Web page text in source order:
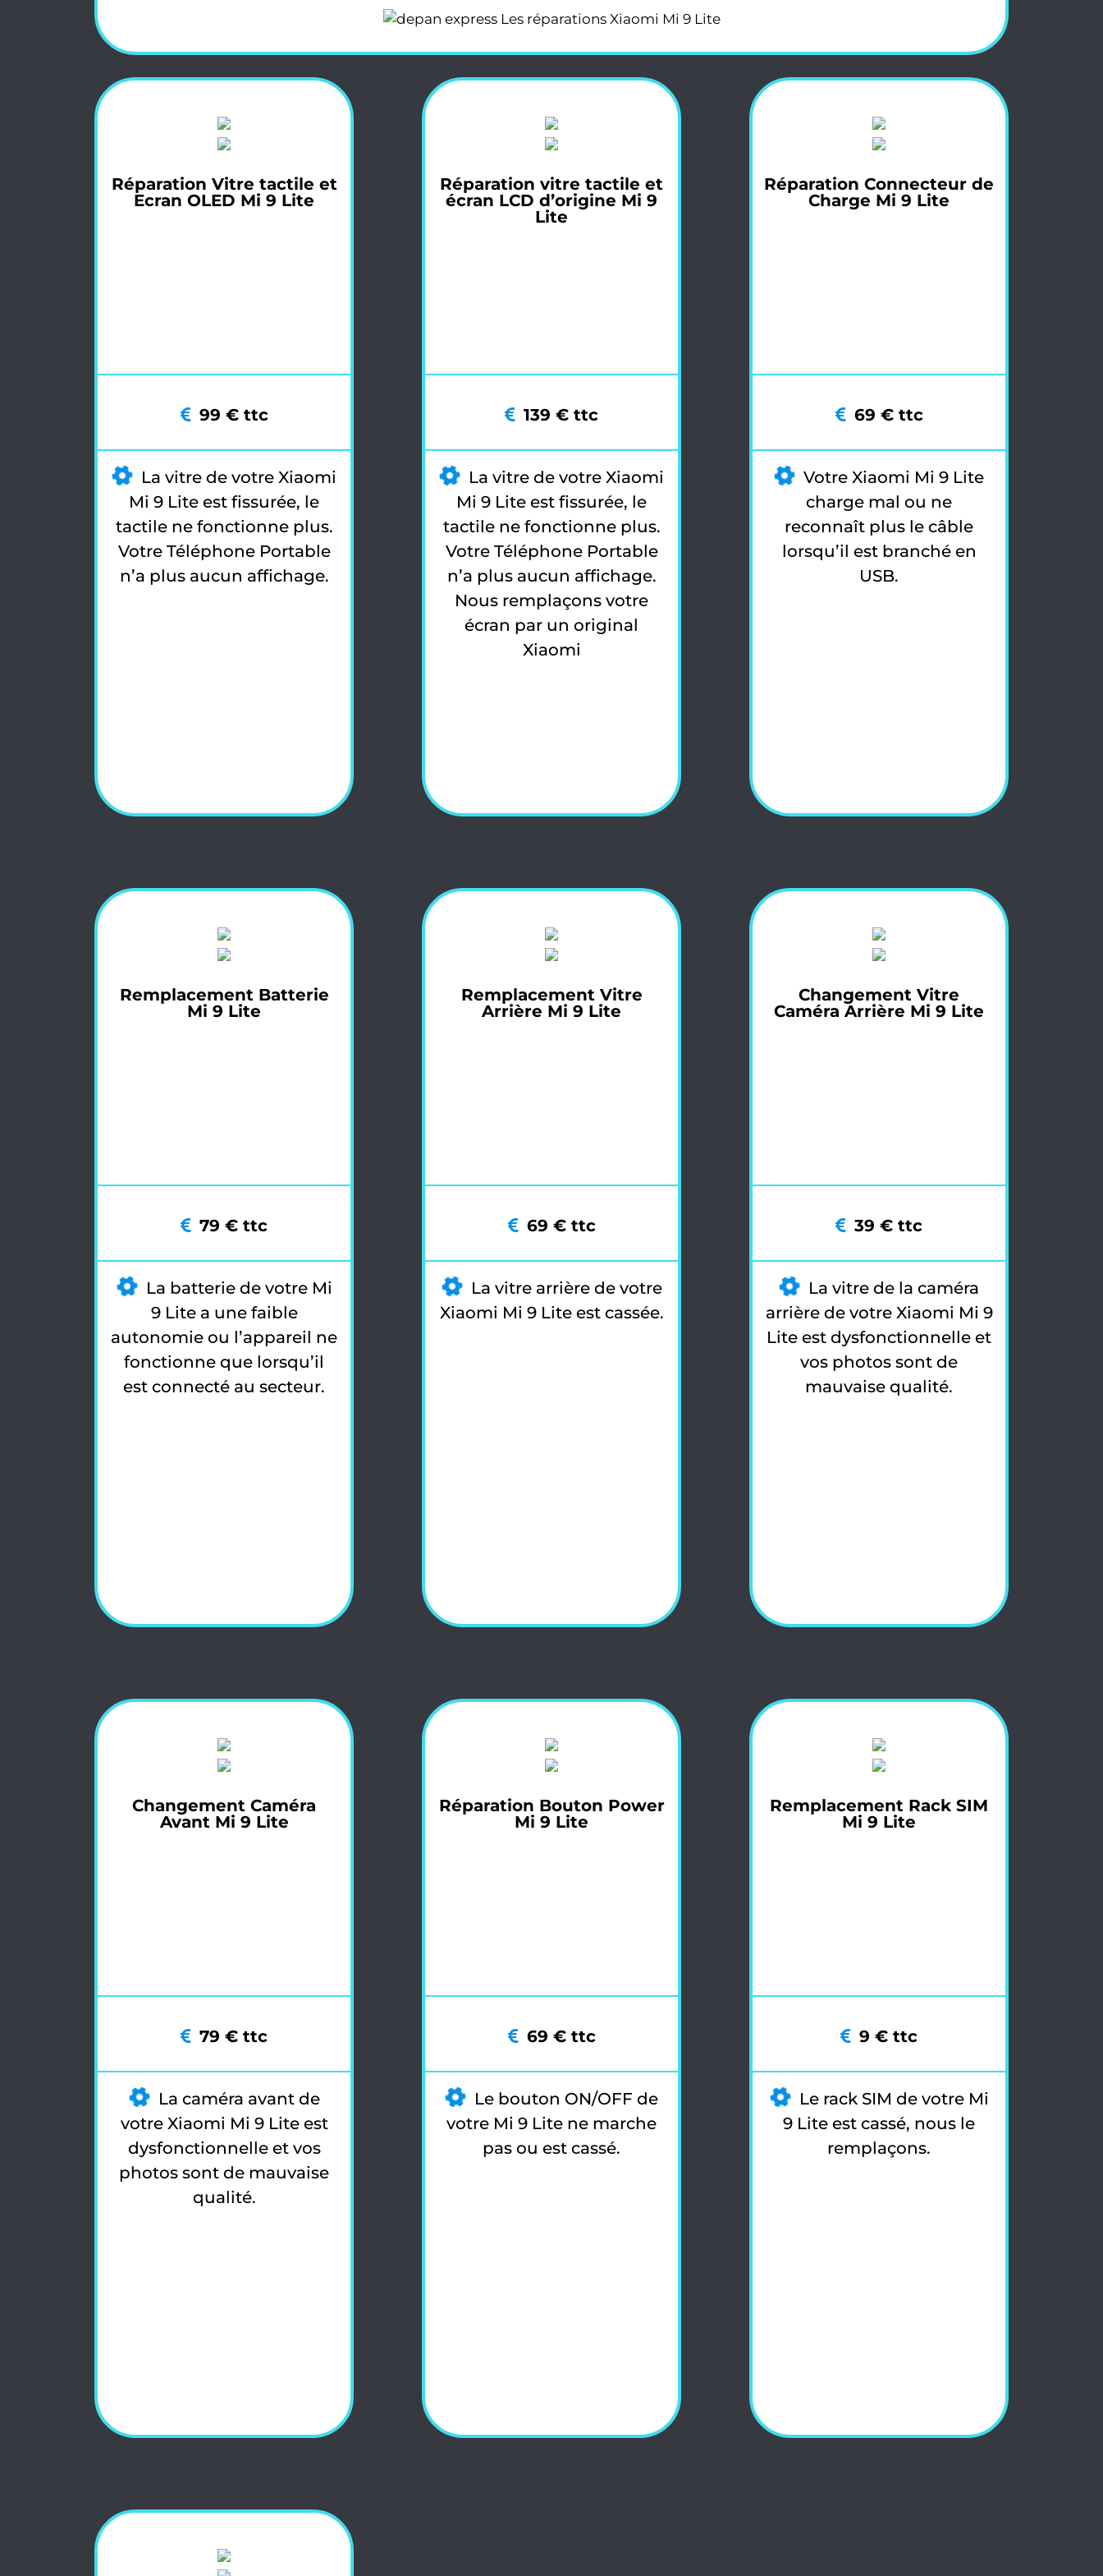
Réparation Vitre tactile et
Ecran OLED Mi 9 Lite
99 € ttc
La vitre de votre Xiaomi
Mi 9 Lite est fissurée, le
tactile ne fonctionne plus.
Votre Téléphone Portable
n’a plus aucun affichage.
Réparation vitre tactile et
écran LCD d’origine Mi 9
Lite
139 € ttc
La vitre de votre Xiaomi
Mi 9 Lite est fissurée, le
tactile ne fonctionne plus.
Votre Téléphone Portable
n’a plus aucun affichage.
Nous remplaçons votre
écran par un original
Xiaomi
Réparation Connecteur de
Charge Mi 9 Lite
69 € ttc
Votre Xiaomi Mi 9 Lite
charge mal ou ne
reconnaît plus le câble
lorsqu’il est branché en
USB.
Remplacement Batterie
Mi 9 Lite
79 € ttc
La batterie de votre Mi
9 Lite a une faible
autonomie ou l’appareil ne
fonctionne que lorsqu’il
est connecté au secteur.
Remplacement Vitre
Arrière Mi 9 Lite
69 € ttc
La vitre arrière de votre
Xiaomi Mi 9 Lite est cassée.
Changement Vitre
Caméra Arrière Mi 9 Lite
39 € ttc
La vitre de la caméra
arrière de votre Xiaomi Mi 9
Lite est dysfonctionnelle et
vos photos sont de
mauvaise qualité.
Changement Caméra
Avant Mi 9 Lite
79 € ttc
La caméra avant de
votre Xiaomi Mi 9 Lite est
dysfonctionnelle et vos
photos sont de mauvaise
qualité.
Réparation Bouton Power
Mi 9 Lite
69 € ttc
Le bouton ON/OFF de
votre Mi 9 Lite ne marche
pas ou est cassé.
Remplacement Rack SIM
Mi 9 Lite
9 € ttc
Le rack SIM de votre Mi
9 Lite est cassé, nous le
remplaçons.